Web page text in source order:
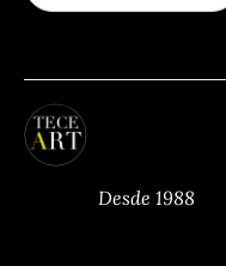
Desde 1988